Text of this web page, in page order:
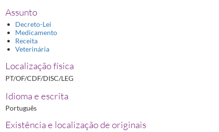
Assunto
Decreto-Lei
Medicamento
Receita
Veterinária
Localização física
PT/OF/CDF/DISC/LEG
Idioma e escrita
Português
Existência e localização de originais